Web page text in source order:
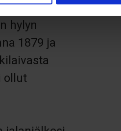
matalalla
hylyn
1879 ja
ollut